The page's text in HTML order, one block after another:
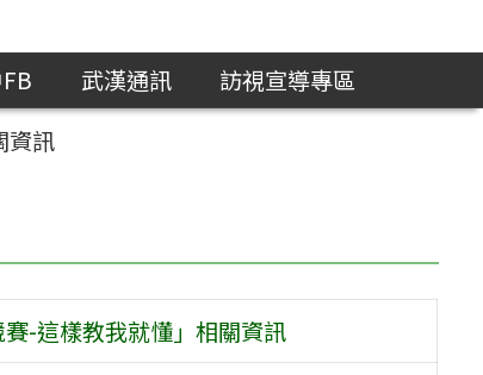
武漢通訊
訪視宣導專區
資訊
-這樣教我就懂」相關資訊